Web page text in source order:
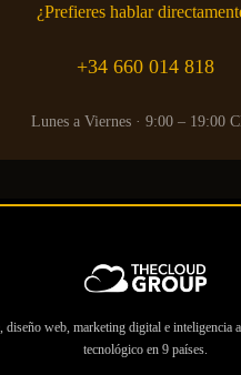
¿Prefieres hablar
+34 660 014 818
Lunes a Viernes · 9:00 – 19:00
diseño web, marketing digital e inteligencia
tecnológico en 9 países.